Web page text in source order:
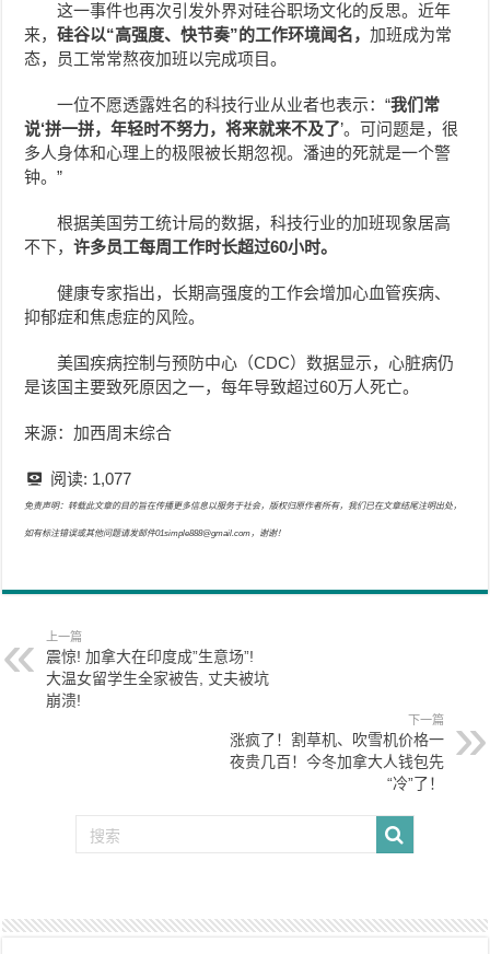
这一事件也再次引发外界对硅谷职场文化的反思。近年
来，硅谷以“高强度、快节奏”的工作环境闻名，加班成为常
态，员工常常熬夜加班以完成项目。
一位不愿透露姓名的科技行业从业者也表示：“我们常
说‘拼一拼，年轻时不努力，将来就来不及了’。可问题是，很
多人身体和心理上的极限被长期忽视。潘迪的死就是一个警
钟。”
根据美国劳工统计局的数据，科技行业的加班现象居高
不下，许多员工每周工作时长超过60小时。
健康专家指出，长期高强度的工作会增加心血管疾病、
抑郁症和焦虑症的风险。
美国疾病控制与预防中心（CDC）数据显示，心脏病仍
是该国主要致死原因之一，每年导致超过60万人死亡。
来源：加西周末综合
阅读: 1,077
免责声明：转载此文章的目的旨在传播更多信息以服务于社会，版权归原作者所有，我们已在文章结尾注明出处，
如有标注错误或其他问题请发邮件01simple888@gmail.com，谢谢！
上一篇
震惊! 加拿大在印度成”生意场”!
大温女留学生全家被告, 丈夫被坑
崩溃!
下一篇
涨疯了！割草机、吹雪机价格一
夜贵几百！今冬加拿大人钱包先
“冷”了！